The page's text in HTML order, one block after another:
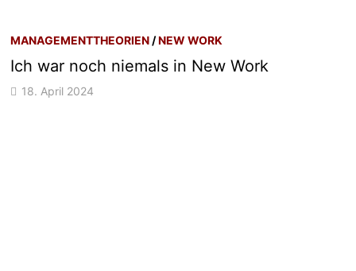
MANAGEMENTTHEORIEN /NEW WORK
Ich war noch niemals in New Work
18. April 2024